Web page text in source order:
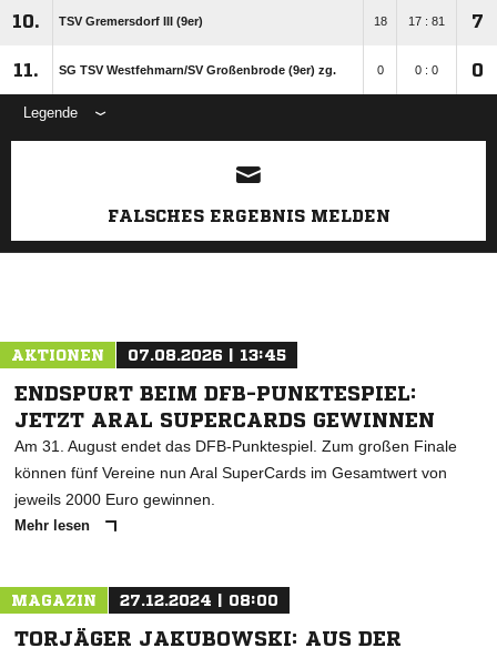
10. TSV Gremersdorf III (9er) 18 17 : 81 7
11. SG TSV Westfehmarn/​SV Großenbrode (9er) zg. 0 0 : 0 0
Legende
ANZEIGE
FALSCHES ERGEBNIS MELDEN
AKTIONEN 07.08.2026 | 13:45
ENDSPURT BEIM DFB-PUNKTESPIEL:
JETZT ARAL SUPERCARDS GEWINNEN
Am 31. August endet das DFB-Punktespiel. Zum großen Finale
können fünf Vereine nun Aral SuperCards im Gesamtwert von
jeweils 2000 Euro gewinnen.
Mehr lesen
MAGAZIN 27.12.2024 | 08:00
TORJÄGER JAKUBOWSKI: AUS DER